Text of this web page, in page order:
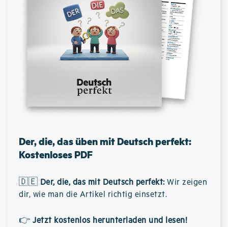
Der, die, das üben mit Deutsch perfekt:
Kostenloses PDF
🇩🇪 Der, die, das mit Deutsch perfekt: Wir zeigen
dir, wie man die Artikel richtig einsetzt.
👉 Jetzt kostenlos herunterladen und lesen!